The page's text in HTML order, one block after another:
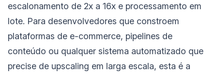
escalonamento de 2x a 16x e processamento em
lote. Para desenvolvedores que constroem
plataformas de e-commerce, pipelines de
conteúdo ou qualquer sistema automatizado que
precise de upscaling em larga escala, esta é a